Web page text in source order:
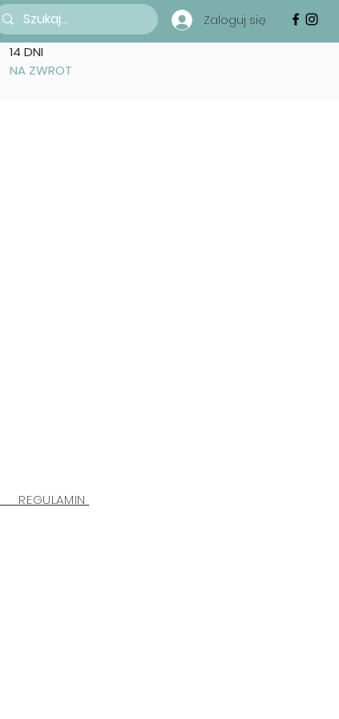
Zaloguj się
14 DNI
NA ZWROT
REGULAMIN